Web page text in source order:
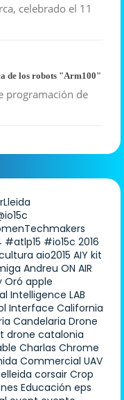
celebrado el 11
de los robots "Arm100"
programación de
#atlp15 #io15c 2016
aio2015 AIY kit
Andreu ON AIR
Oró apple
Intelligence LAB
Interface California
Candelaria Drone
drone catalonia
Charlas Chrome
Commercial UAV
corsair Crop
Educación eps